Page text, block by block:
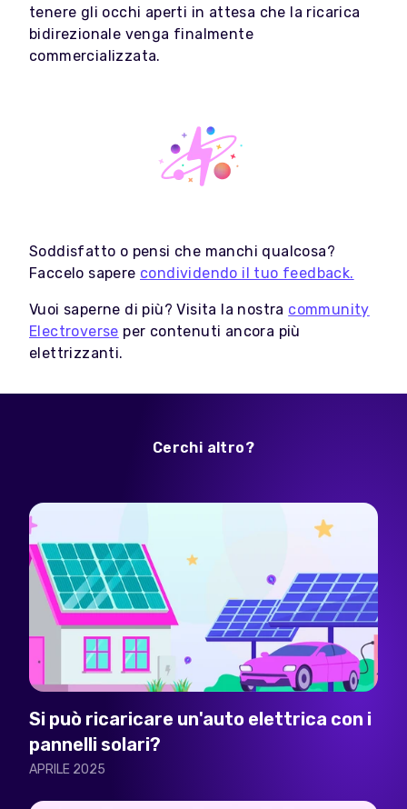
tenere gli occhi aperti in attesa che la ricarica
bidirezionale venga finalmente
commercializzata.
Soddisfatto o pensi che manchi qualcosa?
Faccelo sapere condividendo il tuo feedback.
Vuoi saperne di più? Visita la nostra community
Electroverse per contenuti ancora più
elettrizzanti.
Cerchi altro?
Si può ricaricare un'auto elettrica con i
pannelli solari?
APRILE 2025